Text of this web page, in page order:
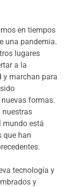
en tiempos
una pandemia.
lugares
a la
y marchan para
formas.
nuestras
mundo está
que han
tecnología y
y